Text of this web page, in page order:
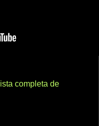
lista completa de